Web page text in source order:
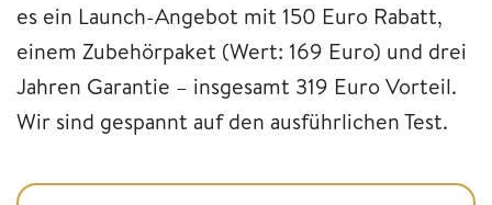
es ein Launch-Angebot mit 150 Euro Rabatt,
einem Zubehörpaket (Wert: 169 Euro) und drei
Jahren Garantie – insgesamt 319 Euro Vorteil.
Wir sind gespannt auf den ausführlichen Test.